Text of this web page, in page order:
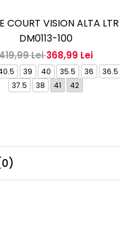
COURT VISION ALTA LTR
DM0113-100
Lei368,99 Lei
39 40 35.5 36
36.5
37.5
38 41 42